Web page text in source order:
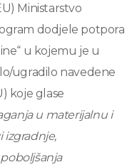
Ministarstvo
dodjele potpora
u kojemu je u
ugradilo navedene
koje glase
u materijalnu i
izgradnje,